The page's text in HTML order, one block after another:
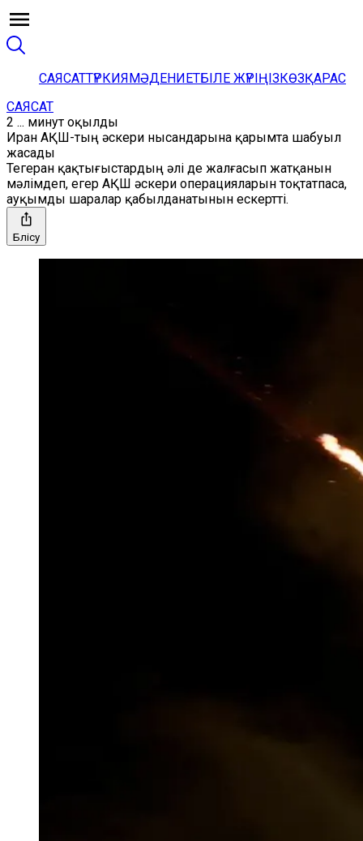
САЯСАТТҮРКИЯМӘДЕНИЕТБІЛЕ ЖҮРІҢІЗКӨЗҚАРАС
САЯСАТ
2 ... минут оқылды
Иран АҚШ-тың әскери нысандарына қарымта шабуыл
жасады
Тегеран қақтығыстардың әлі де жалғасып жатқанын
мәлімдеп, егер АҚШ әскери операцияларын тоқтатпаса,
ауқымды шаралар қабылданатынын ескертті.
Бөлісу